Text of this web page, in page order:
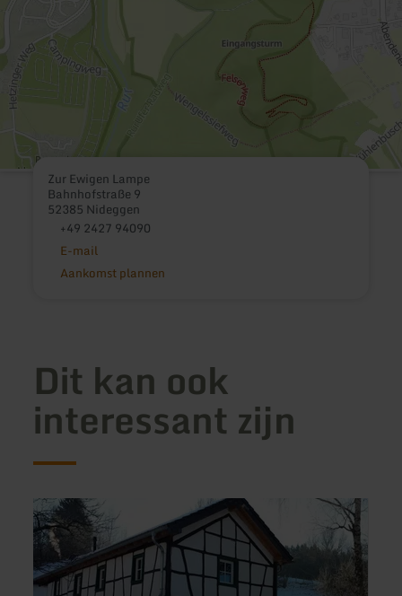
Zur Ewigen Lampe
Bahnhofstraße 9
52385 Nideggen
+49 2427 94090
E-mail
Aankomst plannen
Dit kan ook
interessant zijn
meer
informatie
over:
Ferienhaus
Wildenburgblick
Pfahl